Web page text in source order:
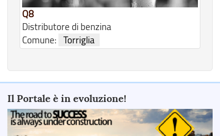
Q8
Distributore di benzina
Comune: Torriglia
Il Portale è in evoluzione!